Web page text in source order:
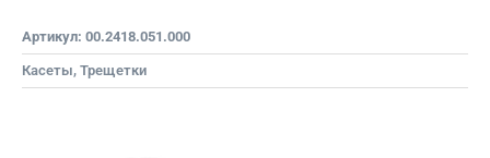
Артикул: 00.2418.051.000
Касеты, Трещетки